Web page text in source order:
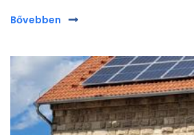
Bővebben